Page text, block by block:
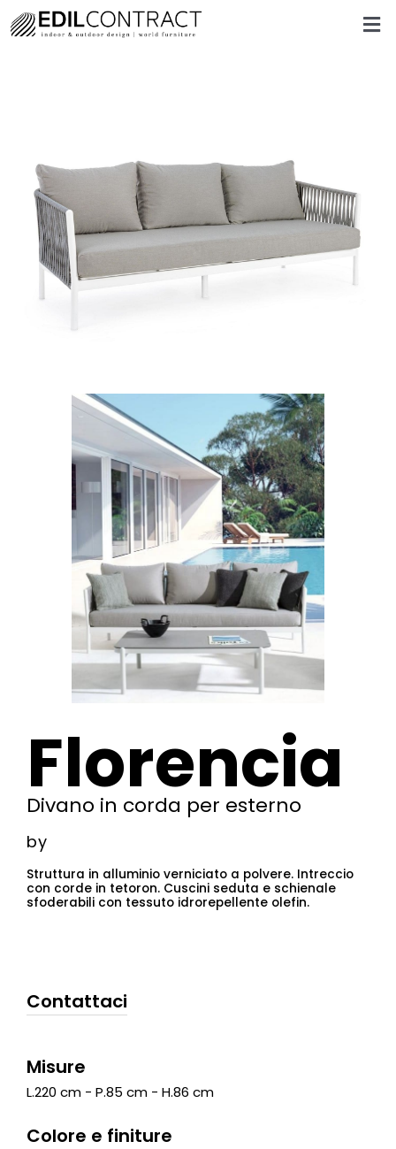
Florencia
Divano in corda per esterno
by
Struttura in alluminio verniciato a polvere. Intreccio
con corde in tetoron. Cuscini seduta e schienale
sfoderabili con tessuto idrorepellente olefin.
Contattaci
Misure
L.220 cm - P.85 cm - H.86 cm
Colore e finiture